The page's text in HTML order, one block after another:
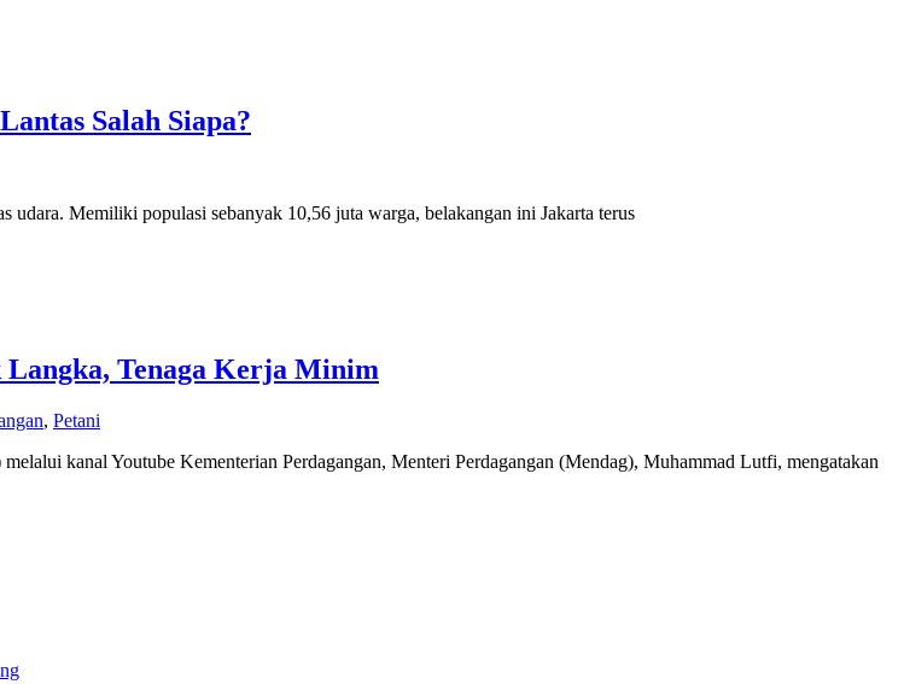
Salah Siapa?
Memiliki populasi sebanyak 10,56 juta warga, belakangan ini Jakarta terus
Langka, Tenaga Kerja Minim
, Petani
kanal Youtube Kementerian Perdagangan, Menteri Perdagangan (Mendag), Muhammad Lutfi, mengatakan